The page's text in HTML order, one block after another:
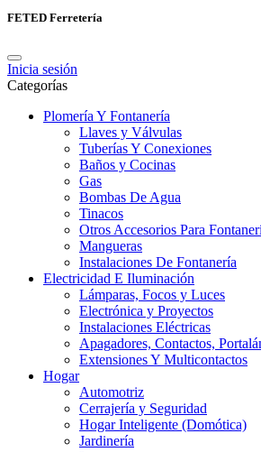
FETED Ferretería
Inicia sesión
Categorías
Plomería Y Fontanería
Llaves y Válvulas
Tuberías Y Conexiones
Baños y Cocinas
Gas
Bombas De Agua
Tinacos
Otros Accesorios Para
Mangueras
Instalaciones De Fontanería
Electricidad E Iluminación
Lámparas, Focos y Luces
Electrónica y Proyectos
Instalaciones Eléctricas
Apagadores, Contactos,
Extensiones Y Multicontactos
Hogar
Automotriz
Cerrajería y Seguridad
Hogar Inteligente (Domótica)
Jardinería